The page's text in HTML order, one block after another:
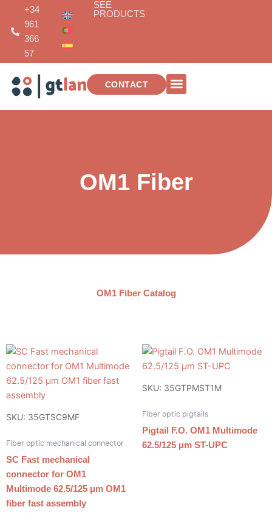
content
+34
961
366
57
SEE
PRODUCTS
CONTACT
OM1 Fiber
OM1 Fiber Catalog
SKU: 35GTSC9MF
Fiber optic mechanical connector
SC Fast mechanical
connector for OM1
Multimode 62.5/125 μm OM1
fiber fast assembly
SKU: 35GTPMST1M
Fiber optic pigtails
Pigtail F.O. OM1 Multimode
62.5/125 μm ST-UPC